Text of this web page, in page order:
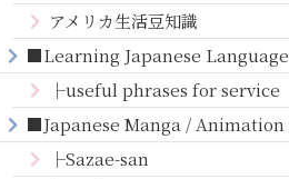
アメリカ生活豆知識
■Learning Japanese Language
├useful phrases for service
■Japanese Manga / Animation
├Sazae-san